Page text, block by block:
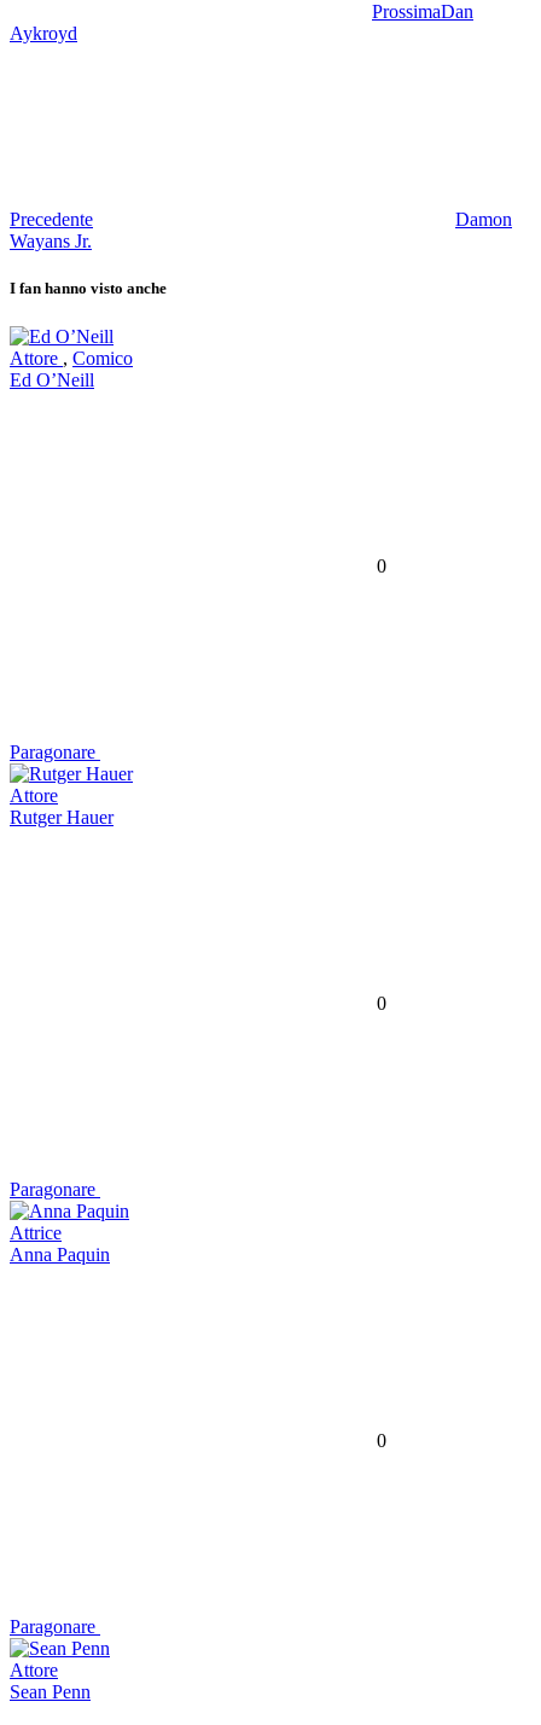
ProssimaDan
Aykroyd
Precedente
Damon
Wayans Jr.
I fan hanno visto anche
Attore , Comico
Ed O’Neill
0
Paragonare
Attore
Rutger Hauer
0
Paragonare
Attrice
Anna Paquin
0
Paragonare
Attore
Sean Penn